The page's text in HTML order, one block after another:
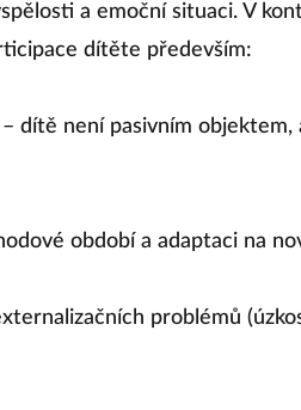
a emoční situaci. V
dítěte především:
dítě není pasivním objektem,
období a adaptaci na
problémů